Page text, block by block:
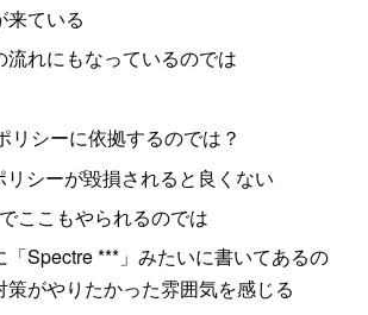
来ている
流れにもなっているのでは
リシーに依拠するのでは？
リシーが毀損されると良くない
ここもやられるのでは
「Spectre ***」みたいに書いてあるの
策がやりたかった雰囲気を感じる